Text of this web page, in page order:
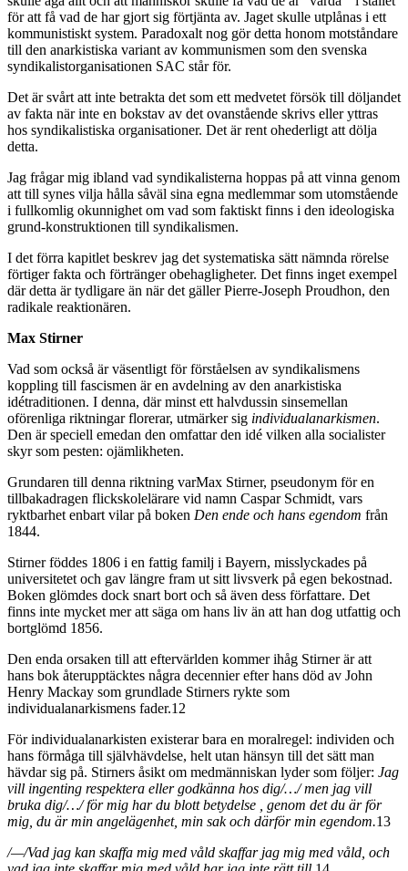
för att få vad de har gjort sig förtjänta av. Jaget skulle utplånas i ett
kommunistiskt system. Paradoxalt nog gör detta honom motståndare
till den anarkistiska variant av kommunismen som den svenska
syndikalistorganisationen SAC står för.
Det är svårt att inte betrakta det som ett medvetet försök till döljandet
av fakta när inte en bokstav av det ovanstående skrivs eller yttras
hos syndikalistiska organisationer. Det är rent ohederligt att dölja
detta.
Jag frågar mig ibland vad syndikalisterna hoppas på att vinna genom
att till synes vilja hålla såväl sina egna medlemmar som utomstående
i fullkomlig okunnighet om vad som faktiskt finns i den ideologiska
grund-konstruktionen till syndikalismen.
I det förra kapitlet beskrev jag det systematiska sätt nämnda rörelse
förtiger fakta och förtränger obehagligheter. Det finns inget exempel
där detta är tydligare än när det gäller Pierre-Joseph Proudhon, den
radikale reaktionären.
Max Stirner
Vad som också är väsentligt för förståelsen av syndikalismens
koppling till fascismen är en avdelning av den anarkistiska
idétraditionen. I denna, där minst ett halvdussin sinsemellan
oförenliga riktningar florerar, utmärker sig individualanarkismen.
Den är speciell emedan den omfattar den idé vilken alla socialister
skyr som pesten: ojämlikheten.
Grundaren till denna riktning varMax Stirner, pseudonym för en
tillbakadragen flickskolelärare vid namn Caspar Schmidt, vars
ryktbarhet enbart vilar på boken Den ende och hans egendom från
1844.
Stirner föddes 1806 i en fattig familj i Bayern, misslyckades på
universitetet och gav längre fram ut sitt livsverk på egen bekostnad.
Boken glömdes dock snart bort och så även dess författare. Det
finns inte mycket mer att säga om hans liv än att han dog utfattig och
bortglömd 1856.
Den enda orsaken till att eftervärlden kommer ihåg Stirner är att
hans bok återupptäcktes några decennier efter hans död av John
Henry Mackay som grundlade Stirners rykte som
individualanarkismens fader.12
För individualanarkisten existerar bara en moralregel: individen och
hans förmåga till självhävdelse, helt utan hänsyn till det sätt man
hävdar sig på. Stirners åsikt om medmänniskan lyder som följer: Jag
vill ingenting respektera eller godkänna hos dig/…/ men jag vill
bruka dig/…/ för mig har du blott betydelse , genom det du är för
mig, du är min angelägenhet, min sak och därför min egendom.13
/—/Vad jag kan skaffa mig med våld skaffar jag mig med våld, och